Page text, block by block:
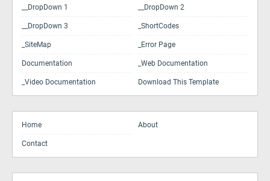
__DropDown 1 __DropDown 2
__DropDown 3 _ShortCodes
_SiteMap _Error Page
Documentation _Web Documentation
_Video Documentation Download This Template
Home About
Contact